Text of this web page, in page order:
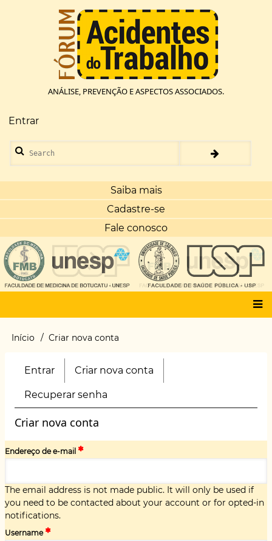
ANÁLISE, PREVENÇÃO E ASPECTOS ASSOCIADOS.
Menu
de
conta
de
usuário
Entrar
Search
Saiba mais
Cadastre-se
Fale conosco
Main
Trilha
navegação
Início Criar nova conta
Primary
Entrar Criar nova conta
ativa)
Recuperar senha
Criar nova conta
Endereço de e-mail
The email address is not made public. It will only be used if
you need to be contacted about your account or for opted-in
notifications.
Username